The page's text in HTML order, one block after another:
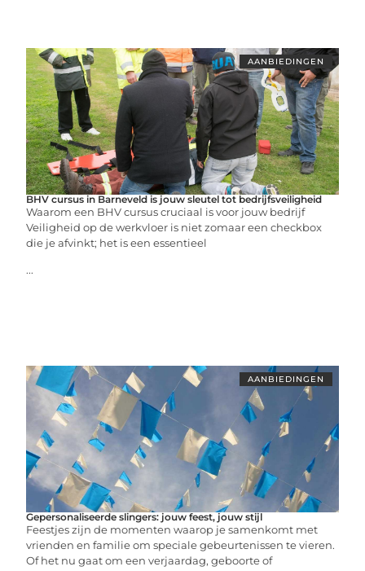
AANBIEDINGEN
BHV cursus in Barneveld is jouw sleutel tot bedrijfsveiligheid
Waarom een BHV cursus cruciaal is voor jouw bedrijf
Veiligheid op de werkvloer is niet zomaar een checkbox
die je afvinkt; het is een essentieel
...
AANBIEDINGEN
Gepersonaliseerde slingers: jouw feest, jouw stijl
Feestjes zijn de momenten waarop je samenkomt met
vrienden en familie om speciale gebeurtenissen te vieren.
Of het nu gaat om een verjaardag, geboorte of